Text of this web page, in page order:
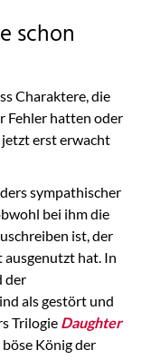
schon
Charaktere, die
Fehler hatten oder
jetzt erst erwacht
sympathischer
bei ihm die
ist, der
ausgenutzt hat. In
der
als gestört und
Trilogie Daughter
König der